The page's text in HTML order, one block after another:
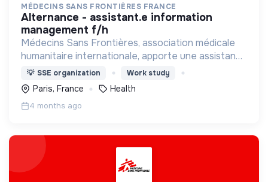
MÉDECINS SANS FRONTIÈRES FRANCE
alternance - assistant.e information
management f/h
Médecins Sans Frontières, association médicale
humanitaire internationale, apporte une assistance
médicale à des populations dont la vie est
menacée.
💡 SSE organization Work study
Paris, France Health
4 months ago